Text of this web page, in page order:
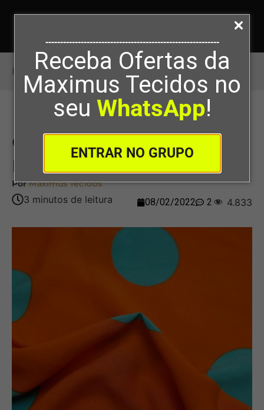
-----------------------------------------------------------
Receba Ofertas da
Maximus Tecidos no
seu WhatsApp!
ENTRAR NO GRUPO
Início>O Viscose Encolhe Na Lavagem?
O Viscose Encolhe Na
Lavagem?
PorMaximus Tecidos
08/02/2022 2 4.833